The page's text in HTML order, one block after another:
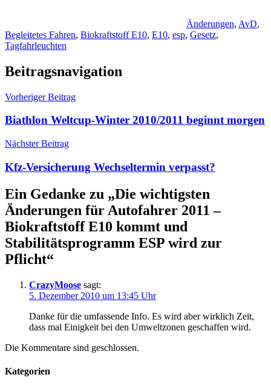
Änderungen, AvD,
Begleitetes Fahren, Biokraftstoff E10, E10, esp, Gesetz,
Tagfahrleuchten
Beitragsnavigation
Vorheriger Beitrag
Biathlon Weltcup-Winter 2010/2011 beginnt morgen
Nächster Beitrag
Kfz-Versicherung Wechseltermin verpasst?
Ein Gedanke zu „Die wichtigsten
Änderungen für Autofahrer 2011 –
Biokraftstoff E10 kommt und
Stabilitätsprogramm ESP wird zur
Pflicht“
CrazyMoose sagt:
5. Dezember 2010 um 13:45 Uhr
Danke für die umfassende Info. Es wird aber wirklich Zeit,
dass mal Einigkeit bei den Umweltzonen geschaffen wird.
Die Kommentare sind geschlossen.
Kategorien